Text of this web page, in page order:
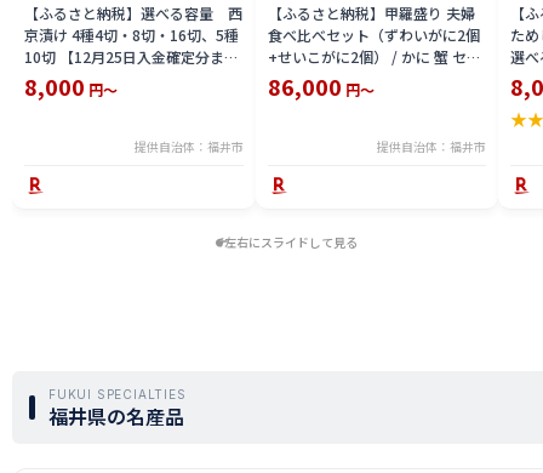
【ふるさと納税】選べる容量 西
京漬け 4種4切・8切・16切、5種
10切 【12月25日入金確定分まで
「年内発送」「年内配送」「年内
お届け」】/ レンジで温めるだけ
8,000 円～
提供自治体：福井市
【ふるさと納税】甲羅盛り 夫婦
食べ比べセット（ずわいがに2個
+せいこがに2個） / かに 蟹 セイ
コ ずわい ズワイ 内子 外子 国産
冷凍 冬 冬の味覚 珍味 グルメ 国
86,000 円～
提供自治体：福井市
【
た
選
鯖
用
テラ
★
左右にスライドして見る
FUKUI SPECIALTIES
福井県の名産品